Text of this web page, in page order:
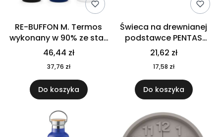
RE-BUFFON M. Termos
wykonany w 90% ze stali
nierdzewnej
pochodzącej z
recyklingu 520 ml 94294
46,44 zł
37,76 zł
Do koszyka
Świeca na drewnianej
podstawce PENTAS
MO6282-40
21,62 zł
17,58 zł
Do koszyka